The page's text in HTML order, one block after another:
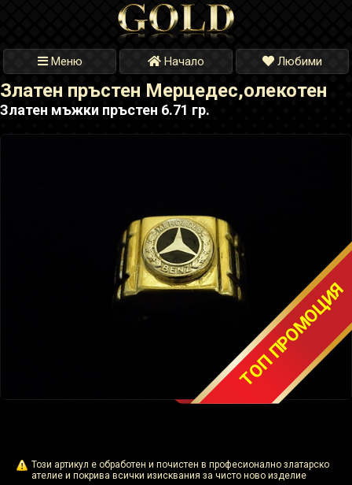
Меню Начало Любими
Златен пръстен Мерцедес,олекотен
Златен мъжки пръстен 6.71 гр.
ТОП ПРОМОЦИЯ
Този артикул е обработен и почистен в професионално златарско
ателие и покрива всички изисквания за чисто ново изделие